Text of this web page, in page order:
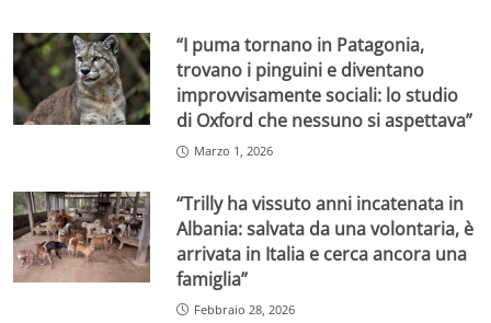
“I puma tornano in Patagonia,
trovano i pinguini e diventano
improvvisamente sociali: lo studio
di Oxford che nessuno si aspettava”
Marzo 1, 2026
“Trilly ha vissuto anni incatenata in
Albania: salvata da una volontaria, è
arrivata in Italia e cerca ancora una
famiglia”
Febbraio 28, 2026